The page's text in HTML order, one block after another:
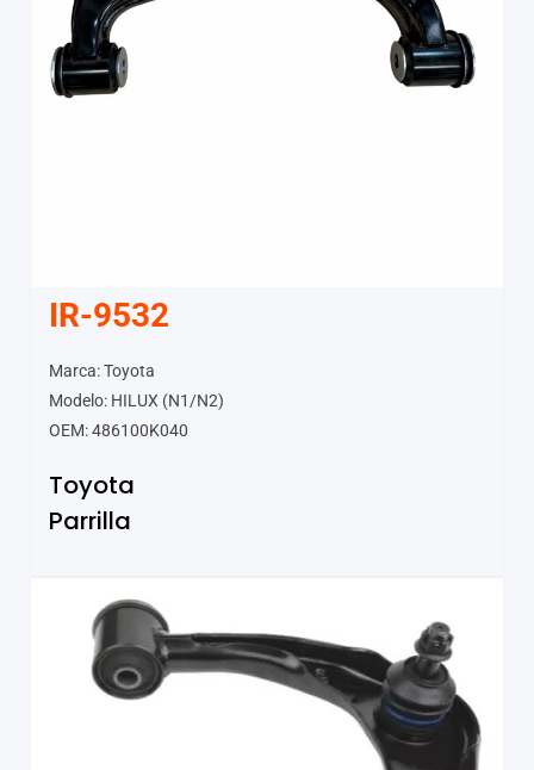
IR-9532
Marca: Toyota
Modelo: HILUX (N1/N2)
OEM: 486100K040
Toyota
Parrilla